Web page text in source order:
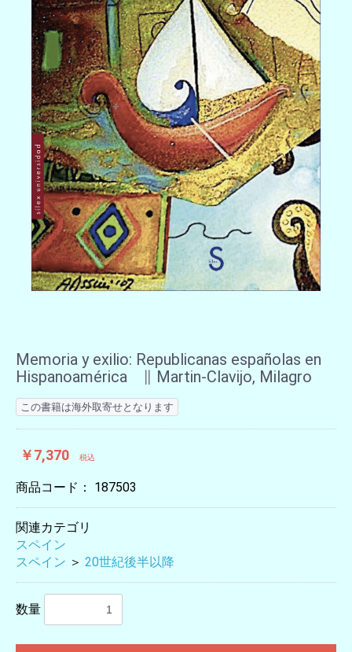
Memoria y exilio: Republicanas españolas en
Hispanoamérica ∥ Martin-Clavijo, Milagro
この書籍は海外取寄せとなります
￥7,370 税込
商品コード： 187503
関連カテゴリ
スペイン
スペイン ＞ 20世紀後半以降
数量